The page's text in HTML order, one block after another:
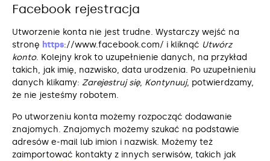
Facebook rejestracja
Utworzenie konta nie jest trudne. Wystarczy wejść na
stronę https://www.facebook.com/ i kliknąć Utwórz
konto. Kolejny krok to uzupełnienie danych, na przykład
takich, jak imię, nazwisko, data urodzenia. Po uzupełnieniu
danych klikamy: Zarejestruj się, Kontynuuj, potwierdzamy,
że nie jesteśmy robotem.
Po utworzeniu konta możemy rozpocząć dodawanie
znajomych. Znajomych możemy szukać na podstawie
adresów e-mail lub imion i nazwisk. Możemy też
zaimportować kontakty z innych serwisów, takich jak